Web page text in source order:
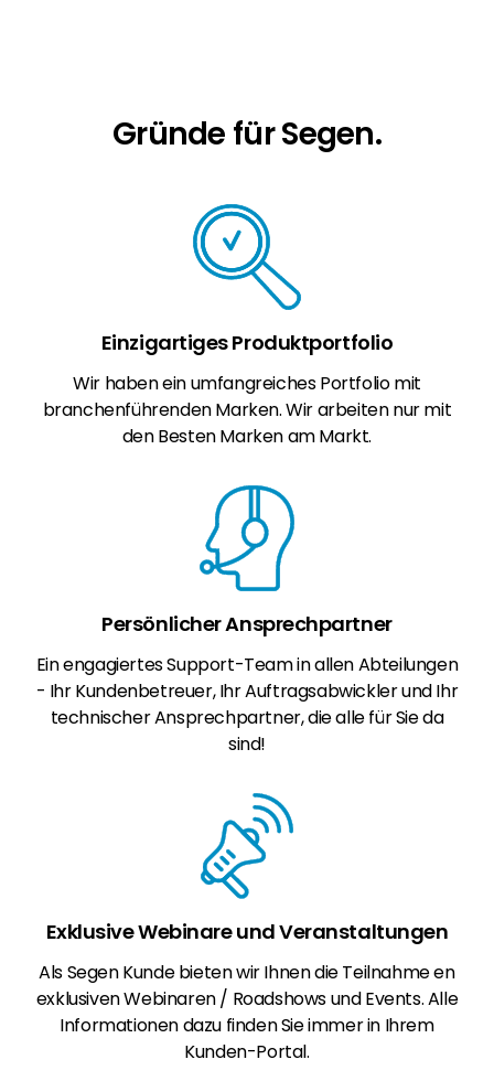
Produkt- und Brancheninformationen sind,
Gründe für Segen.
Einzigartiges Produktportfolio
Wir haben ein umfangreiches Portfolio mit
branchenführenden Marken. Wir arbeiten nur mit
den Besten Marken am Markt.
Persönlicher Ansprechpartner
Ein engagiertes Support-Team in allen Abteilungen
- Ihr Kundenbetreuer, Ihr Auftragsabwickler und Ihr
technischer Ansprechpartner, die alle für Sie da
sind!
Exklusive Webinare und Veranstaltungen
Als Segen Kunde bieten wir Ihnen die Teilnahme en
exklusiven Webinaren / Roadshows und Events. Alle
Informationen dazu finden Sie immer in Ihrem
Kunden-Portal.